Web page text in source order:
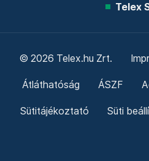
Telex
© 2026 Telex.hu Zrt.
Átláthatóság ÁSZF
Sütitájékoztató Süti